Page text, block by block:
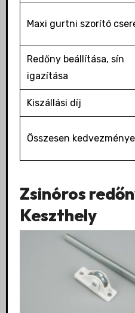
Maxi gurtni szorító
Redőny beállítása, sín
igazítása
Kiszállási díj
Összesen
Zsinóros
Keszthely